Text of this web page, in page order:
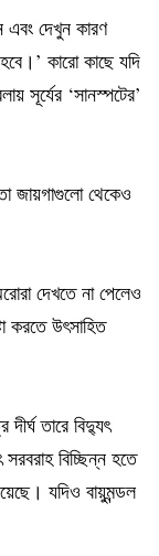
এবং দেখুন কারণ
কারো কাছে যদি
সূর্যের ‘সানস্পটের’
জায়গাগুলো থেকেও
দেখতে না পেলেও
করতে উৎসাহিত
তারে বিদ্যুৎ
বিচ্ছিন্ন হতে
যদিও বায়ুমন্ডল